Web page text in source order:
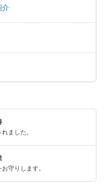
介
ました。
守りします。